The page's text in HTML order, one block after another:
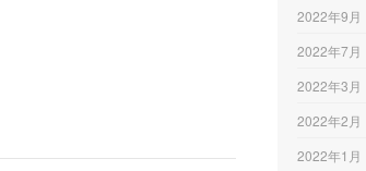
2022年9月
2022年7月
2022年3月
2022年2月
2022年1月